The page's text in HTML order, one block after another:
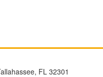
FL 32301